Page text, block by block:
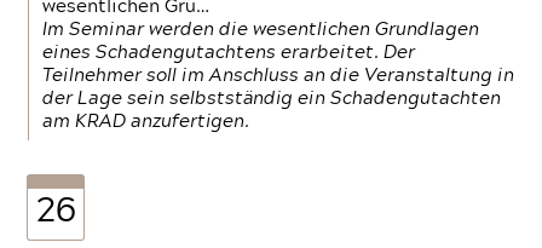
wesentlichen Gru…
Im Seminar werden die wesentlichen Grundlagen
eines Schadengutachtens erarbeitet. Der
Teilnehmer soll im Anschluss an die Veranstaltung in
der Lage sein selbstständig ein Schadengutachten
am KRAD anzufertigen.
26